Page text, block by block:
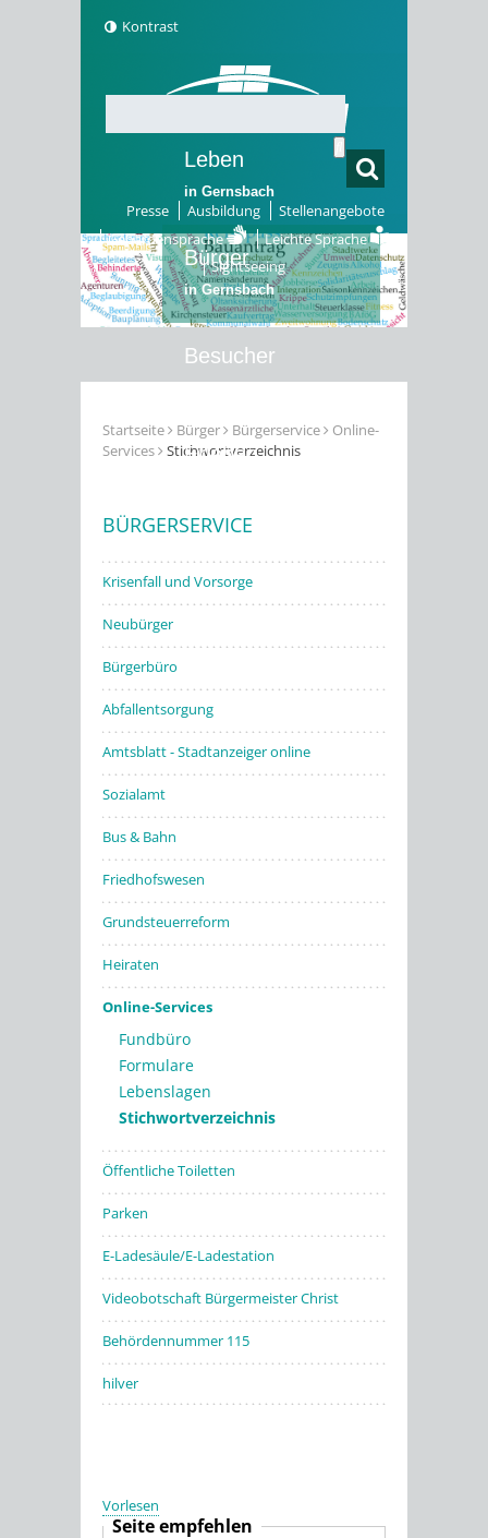
Kontrast
Presse Ausbildung
Stellenangebote
Gebärdensprache
Leichte Sprache
Sightseeing
Leben
in Gernsbach
Bürger
in Gernsbach
Besucher
Erleben
Startseite Bürger Bürgerservice
Online-
Services
Stichwortverzeichnis
BÜRGERSERVICE
Krisenfall und Vorsorge
Neubürger
Bürgerbüro
Abfallentsorgung
Amtsblatt - Stadtanzeiger online
Sozialamt
Bus & Bahn
Friedhofswesen
Grundsteuerreform
Heiraten
Online-Services
Fundbüro
Formulare
Lebenslagen
Stichwortverzeichnis
Öffentliche Toiletten
Parken
E-Ladesäule/E-Ladestation
Videobotschaft Bürgermeister Christ
Behördennummer 115
hilver
Vorlesen
Seite empfehlen